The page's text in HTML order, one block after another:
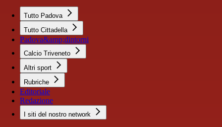
Tutto Padova
Tutto Cittadella
Padova&amp;dintorni
Calcio Triveneto
Altri sport
Rubriche
Editoriale
Redazione
I siti del nostro network